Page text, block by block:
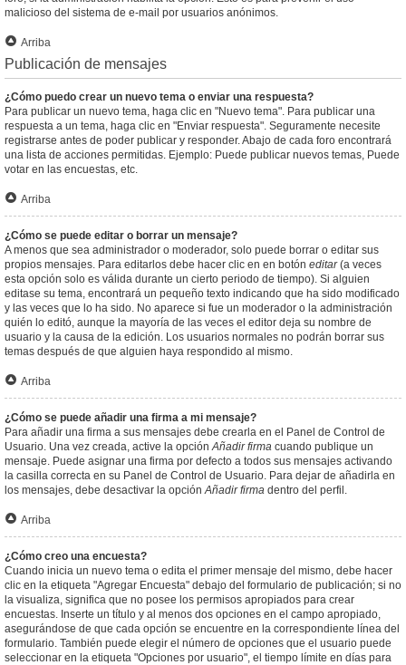
malicioso del sistema de e-mail por usuarios anónimos.
Arriba
Publicación de mensajes
¿Cómo puedo crear un nuevo tema o enviar una respuesta?
Para publicar un nuevo tema, haga clic en "Nuevo tema". Para publicar una
respuesta a un tema, haga clic en "Enviar respuesta". Seguramente necesite
registrarse antes de poder publicar y responder. Abajo de cada foro encontrará
una lista de acciones permitidas. Ejemplo: Puede publicar nuevos temas, Puede
votar en las encuestas, etc.
Arriba
¿Cómo se puede editar o borrar un mensaje?
A menos que sea administrador o moderador, solo puede borrar o editar sus
propios mensajes. Para editarlos debe hacer clic en en botón editar(a veces
esta opción solo es válida durante un cierto periodo de tiempo). Si alguien
editase su tema, encontrará un pequeño texto indicando que ha sido modificado
y las veces que lo ha sido. No aparece si fue un moderador o la administración
quién lo editó, aunque la mayoría de las veces el editor deja su nombre de
usuario y la causa de la edición. Los usuarios normales no podrán borrar sus
temas después de que alguien haya respondido al mismo.
Arriba
¿Cómo se puede añadir una firma a mi mensaje?
Para añadir una firma a sus mensajes debe crearla en el Panel de Control de
Usuario. Una vez creada, active la opciónAñadir firma cuando publique un
mensaje. Puede asignar una firma por defecto a todos sus mensajes activando
la casilla correcta en su Panel de Control de Usuario. Para dejar de añadirla en
los mensajes, debe desactivar la opciónAñadir firma dentro del perfil.
Arriba
¿Cómo creo una encuesta?
Cuando inicia un nuevo tema o edita el primer mensaje del mismo, debe hacer
clic en la etiqueta "Agregar Encuesta" debajo del formulario de publicación; si no
la visualiza, significa que no posee los permisos apropiados para crear
encuestas. Inserte un título y al menos dos opciones en el campo apropiado,
asegurándose de que cada opción se encuentre en la correspondiente línea del
formulario. También puede elegir el número de opciones que el usuario puede
seleccionar en la etiqueta "Opciones por usuario", el tiempo límite en días para